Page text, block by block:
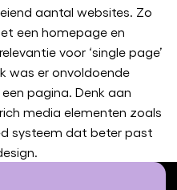
aantal websites. Zo
een homepage en
voor ‘single page’
was er onvoldoende
pagina. Denk aan
media elementen zoals
systeem dat beter past